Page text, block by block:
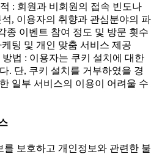
: 회원과 비회원의 접속 빈도나
, 이용자의 취향과 관심분야의 파
종 이벤트 참여 정도 및 방문 횟수
팅 및 개인 맞춤 서비스 제공
방법 : 이용자는 쿠키 설치에 대한
. 단, 쿠키 설치를 거부하였을 경
일부 서비스의 이용이 어려울 수
를 보호하고 개인정보와 관련한 불